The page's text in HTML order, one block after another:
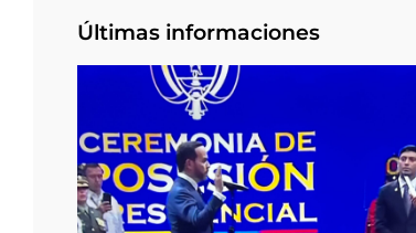
Últimas informaciones